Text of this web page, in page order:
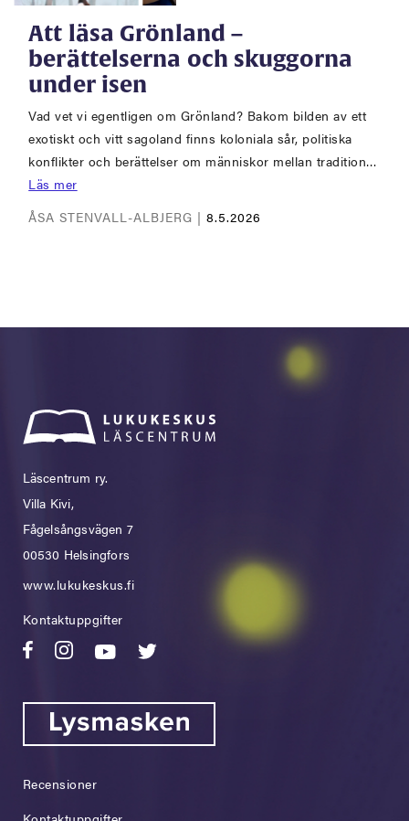
Att läsa Grönland –
berättelserna och skuggorna
under isen
Vad vet vi egentligen om Grönland? Bakom bilden av ett
exotiskt och vitt sagoland finns koloniala sår, politiska
konflikter och berättelser om människor mellan tradition…
Läs mer
ÅSA STENVALL-ALBJERG |8.5.2026
Läscentrum ry.
Villa Kivi,
Fågelsångsvägen 7
00530 Helsingfors
www.lukukeskus.fi
Kontaktuppgifter
Recensioner